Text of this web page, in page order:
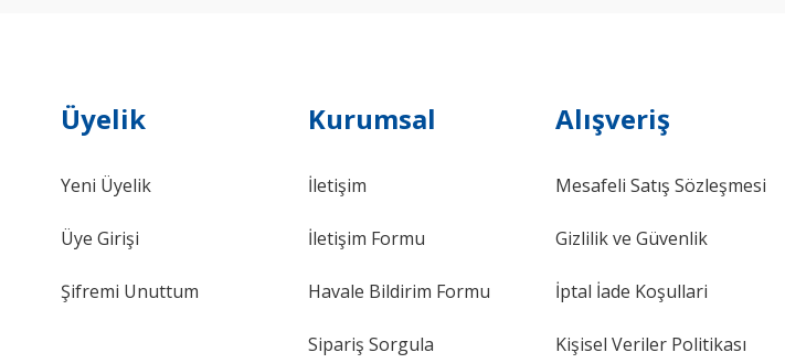
Üyelik
Yeni Üyelik
Üye Girişi
Şifremi Unuttum
Kurumsal
İletişim
İletişim Formu
Havale Bildirim Formu
Sipariş Sorgula
Alışveriş
Mesafeli Satış Sözleşmesi
Gizlilik ve Güvenlik
İptal İade Koşullari
Kişisel Veriler Politikası